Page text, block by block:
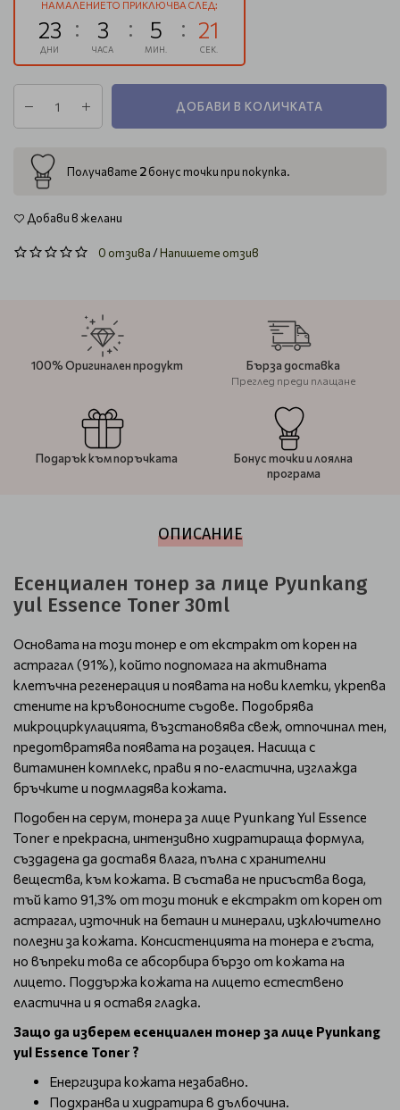
НАМАЛЕНИЕТО ПРИКЛЮЧВА СЛЕД:
23
ДНИ
3
ЧАСА
5
МИН.
20
СЕК.
ДОБАВИ В КОЛИЧКАТА
Получавате 2бонус точки при покупка.
Добави в желани
0 отзива/Напишете отзив
100% Оригинален продукт Бърза доставка
Преглед преди плащане
Подарък към поръчката
Бонус точки и лоялна
програма
ОПИСАНИЕ
Есенциален тонер за лице Pyunkang
yul Essence Toner 30ml
Основата на този тонер е от екстракт от корен на
астрагал (91%), който подпомага на активната
клетъчна регенерация и появата на нови клетки, укрепва
стените на кръвоносните съдове. Подобрява
микроциркулацията, възстановява свеж, отпочинал тен,
предотвратява появата на розацея. Насища с
витаминен комплекс, прави я по-еластична, изглажда
бръчките и подмладява кожата.
Подобен на серум, тонера за лице Pyunkang Yul Essence
Toner е прекрасна, интензивно хидратираща формула,
създадена да доставя влага, пълна с хранителни
вещества, към кожата. В състава не присъства вода,
тъй като 91,3% от този тоник е екстракт от корен от
астрагал, източник на бетаин и минерали, изключително
полезни за кожата. Консистенцията на тонера е гъста,
но въпреки това се абсорбира бързо от кожата на
лицето. Поддържа кожата на лицето естествено
еластична и я оставя гладка.
Защо да изберем есенциален тонер за лице Pyunkang
yul Essence Toner ?
Енергизира кожата незабавно.
Подхранва и хидратира в дълбочина.